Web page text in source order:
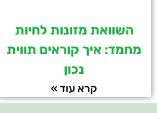
השוואת מזונות לחיות
מחמד: איך קוראים תווית
נכון
קרא עוד »